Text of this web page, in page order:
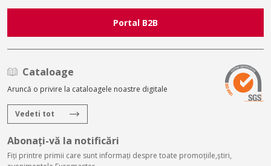
Portal B2B
Cataloage
Aruncă o privire la cataloagele noastre digitale
Vedeti tot
Abonați-vă la notificări
Fiți printre primii care sunt informați despre toate promoțiile,știri,